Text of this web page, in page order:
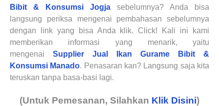
Bibit & Konsumsi Jogja
sebelumnya? Anda bisa
langsung periksa mengenai pembahasan sebelumnya
dengan link yang bisa Anda klik. Click! Kali ini kami
memberikan informasi yang menarik, yaitu
mengenai Supplier Jual Ikan Gurame Bibit &
Konsumsi Manado. Penasaran kan? Langsung saja kita
teruskan tanpa basa-basi lagi.
(Untuk Pemesanan, Silahkan Klik Disini)